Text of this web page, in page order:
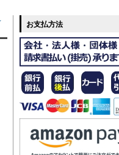
お支払方法